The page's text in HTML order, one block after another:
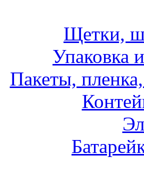
Щетки,
Упаковка
Пакеты,